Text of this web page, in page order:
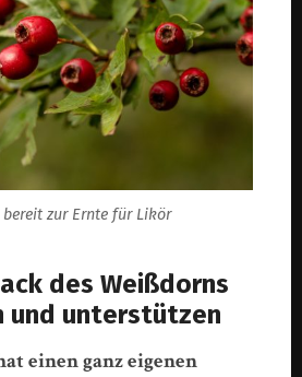
bereit zur Ernte für Likör
des Weißdorns
und unterstützen
einen ganz eigenen